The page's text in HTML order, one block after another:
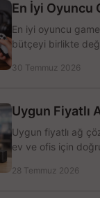
En İyi Oyuncu
En iyi oyuncu
bütçeyi birlikte
30 Temmuz 2026
Uygun Fiyatlı
Uygun fiyatlı ağ
ev ve ofis için doğru
28 Temmuz 2026